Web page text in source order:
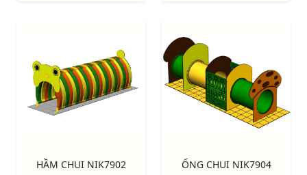
HẦM CHUI NIK7902 ỐNG CHUI NIK7904